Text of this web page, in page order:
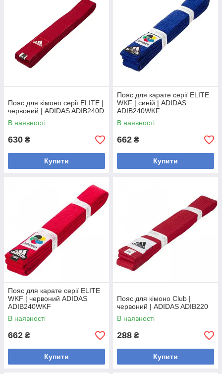
Пояс для кімоно серії ELITE |
червоний | ADIDAS ADIB240D
В наявності
630 ₴
Купити
Пояс для карате серії ELITE
WKF | синій | ADIDAS
ADIB240WKF
В наявності
662 ₴
Купити
Пояс для карате серії ELITE
WKF | червоний ADIDAS
ADIB240WKF
В наявності
662 ₴
Купити
Пояс для кімоно Club |
червоний | ADIDAS ADIB220
В наявності
288 ₴
Купити